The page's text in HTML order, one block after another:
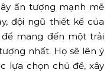
ấn tượng mạnh mẽ
đội ngũ thiết kế của
mang đến một trải
nhất. Họ sẽ lên ý
lựa chọn chủ đề, xây